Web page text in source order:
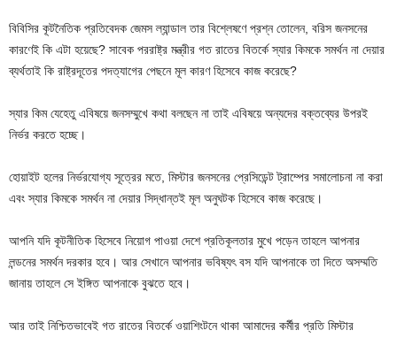
বিবিসির কূটনৈতিক প্রতিবেদক জেমস ল্যান্ডাল তার বিশ্লেষণে প্রশ্ন তোলেন, বরিস জনসনের
কারণেই কি এটা হয়েছে? সাবেক পররাষ্ট্র মন্ত্রীর গত রাতের বিতর্কে স্যার কিমকে সমর্থন না দেয়ার
ব্যর্থতাই কি রাষ্ট্রদূতের পদত্যাগের পেছনে মূল কারণ হিসেবে কাজ করেছে?
স্যার কিম যেহেতু এবিষয়ে জনসম্মুখে কথা বলছেন না তাই এবিষয়ে অন্যদের বক্তব্যের উপরই
নির্ভর করতে হচ্ছে।
হোয়াইট হলের নির্ভরযোগ্য সূত্রের মতে, মিস্টার জনসনের প্রেসিডেন্ট ট্রাম্পের সমালোচনা না করা
এবং স্যার কিমকে সমর্থন না দেয়ার সিদ্ধান্তই মূল অনুঘটক হিসেবে কাজ করেছে।
আপনি যদি কূটনীতিক হিসেবে নিয়োগ পাওয়া দেশে প্রতিকূলতার মুখে পড়েন তাহলে আপনার
লন্ডনের সমর্থন দরকার হবে। আর সেখানে আপনার ভবিষ্যৎ বস যদি আপনাকে তা দিতে অসম্মতি
জানায় তাহলে সে ইঙ্গিত আপনাকে বুঝতে হবে।
আর তাই নিশ্চিতভাবেই গত রাতের বিতর্কে ওয়াশিংটনে থাকা আমাদের কর্মীর প্রতি মিস্টার